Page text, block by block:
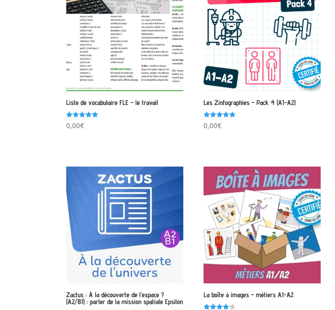
Liste de vocabulaire FLE – le travail
Note
5.00
0,00€
Les Zinfographies – Pack 4 (A1-A2)
Note
5.00
0,00€
Zactus : À la découverte de l’espace ?
(A2/B1) : parler de la mission spatiale Epsilon
La boîte à images – métiers A1-A2